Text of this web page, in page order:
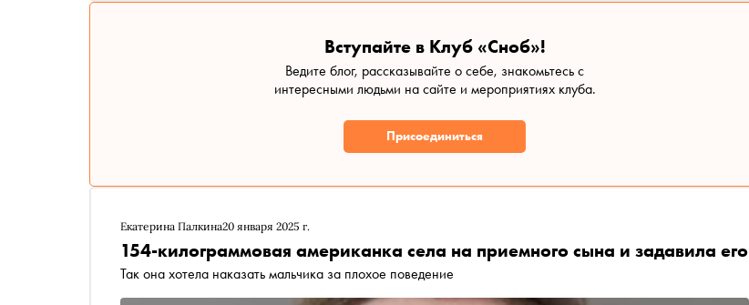
Вступайте в Клуб «Сноб»!
Ведите блог, рассказывайте о себе, знакомьтесь с
интересными людьми на сайте и мероприятиях клуба.
Присоединиться
Екатерина Палкина20 января 2025 г.
154-килограммовая американка села на приемного сына и задавила его
Так она хотела наказать мальчика за плохое поведение